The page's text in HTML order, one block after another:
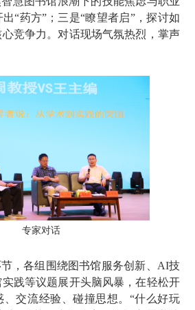
“药方”；三是“瞭望者启”，探讨如
竞争力。对话现场气氛热烈，掌声
专家对话
，各组围绕图书馆服务创新、AI技
践等议题展开头脑风暴，在轻松开
、交流经验、碰撞思想。“什么好玩